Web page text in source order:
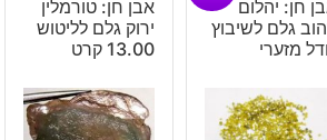
ליטוש
כ
5
חן: יהלום
גלם לשיבוץ
מזערי
אבן חן: טורמלין
ירוק גלם לליטוש
13.00 קרט